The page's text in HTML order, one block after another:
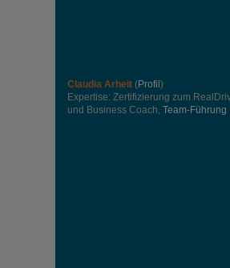
Claudia Arheit (Profil )
Expertise: Zertifizierung zum
und Business Coach, Team-Führung